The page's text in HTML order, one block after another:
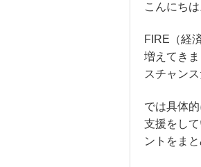
こんにち
FIRE（経
増えてき
スチャン
では具体
支援をし
ントをまと